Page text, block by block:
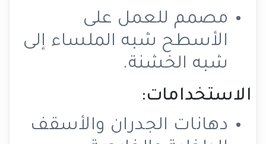
مصمم للعمل على
الأسطح شبه الملساء إلى
شبه الخشنة.
الاستخدامات:
دهانات الجدران والأسقف